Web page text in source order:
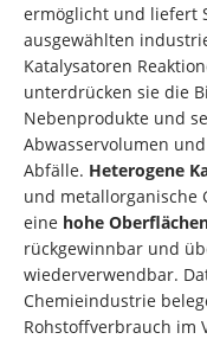
ermöglicht und liefert
ausgewählten
Katalysatoren
unterdrücken sie die
Nebenprodukte und
Abwasservolumen
Abfälle. Heterogene
und metallorganische
eine hohe
rückgewinnbar und
wiederverwendbar.
Chemieindustrie
Rohstoffverbrauch im